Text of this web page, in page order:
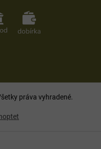
práva vyhradené.